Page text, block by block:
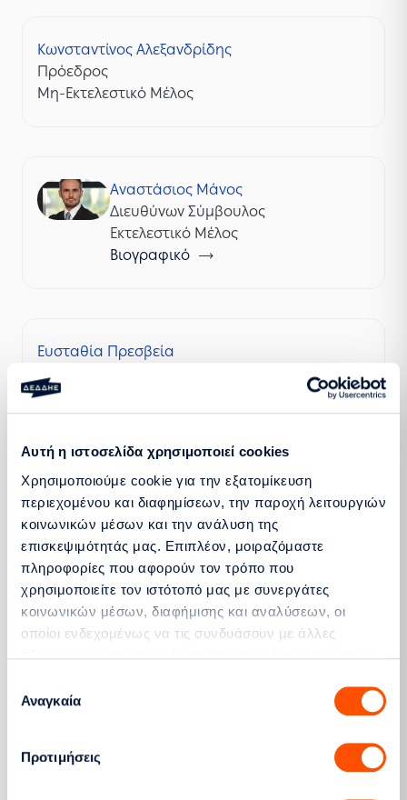
Αυτή η ιστοσελίδα χρησιμοποιεί cookies
Χρησιμοποιούμε cookie για την εξατομίκευση
περιεχομένου και διαφημίσεων, την παροχή λειτουργιών
κοινωνικών μέσων και την ανάλυση της
επισκεψιμότητάς μας. Επιπλέον, μοιραζόμαστε
πληροφορίες που αφορούν τον τρόπο που
χρησιμοποιείτε τον ιστότοπό μας με συνεργάτες
κοινωνικών μέσων, διαφήμισης και αναλύσεων, οι
οποίοι ενδεχομένως να τις συνδυάσουν με άλλες
των υπηρεσιών τους.
συγκατάθεσης
Αναγκαία
Προτιμήσεις
Κωνσταντίνος Αλεξανδρίδης
Πρόεδρος
Μη-Εκτελεστικό Μέλος
Αναστάσιος Μάνος
Διευθύνων Σύμβουλος
Εκτελεστικό Μέλος
Βιογραφικό
Ευσταθία Πρεσβεία
Ανεξάρτητο μη εκτελεστικό μέλος
Σωτήριος Χατζημιχαήλ
Μη-Εκτελεστικό Μέλος
Αλεξάνδρα Παπαγεωργίου